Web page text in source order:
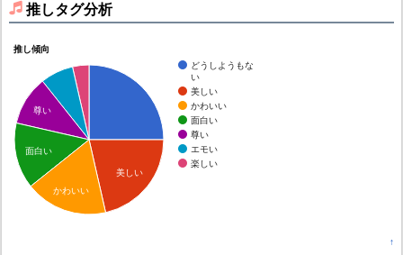
推しタグ分析
推し傾向
どうしようもな
い
美しい
かわいい
面白い
尊い
エモい
楽しい
美しい
尊い
面白い
かわいい
↑